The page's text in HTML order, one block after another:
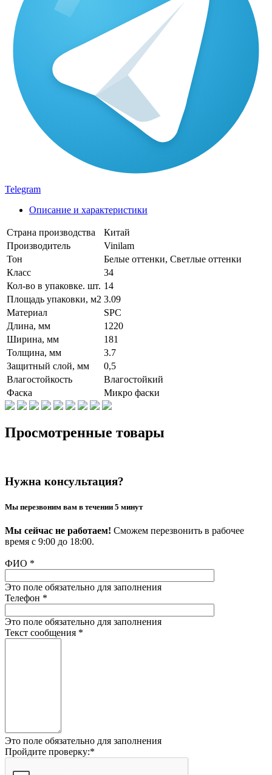
Telegram
Описание и характеристики
Страна производства
Китай
Производитель
Vinilam
Тон
Белые оттенки, Светлые оттенки
Класс
34
Кол-во в упаковке. шт. 14
Площадь упаковки, м2 3.09
Материал
SPC
Длина, мм
1220
Ширина, мм
181
Толщина, мм
3.7
Защитный слой, мм
0,5
Влагостойкость
Влагостойкий
Фаска
Микро фаски
Просмотренные товары
Нужна консультация?
Мы перезвоним вам в течении 5 минут
Мы сейчас не работаем! Сможем перезвонить в рабочее
время с 9:00 до 18:00.
ФИО *
Это поле обязательно для заполнения
Телефон *
Это поле обязательно для заполнения
Текст сообщения *
Это поле обязательно для заполнения
Пройдите проверку:*